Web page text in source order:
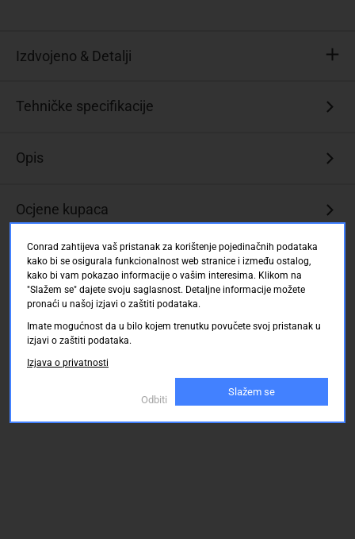
Izdvojeno & Detalji
Content:
Broj
Ukupan
polova:
4
Tehničke specifikacije
Opis
Ocjene kupaca
Conrad zahtijeva vaš pristanak za korištenje pojedinačnih podataka
kako bi se osigurala funkcionalnost web stranice i između ostalog,
kako bi vam pokazao informacije o vašim interesima. Klikom na
"Slažem se" dajete svoju saglasnost. Detaljne informacije možete
pronaći u našoj izjavi o zaštiti podataka.
Imate mogućnost da u bilo kojem trenutku povučete svoj pristanak u
izjavi o zaštiti podataka.
Izjava o privatnosti
Odbiti
Slažem se